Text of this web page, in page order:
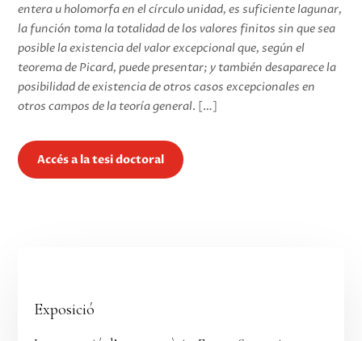
entera u holomorfa en el círculo unidad, es suficiente lagunar,
la función toma la totalidad de los valores finitos sin que sea
posible la existencia del valor excepcional que, según el
teorema de Picard, puede presentar; y también desaparece la
posibilidad de existencia de otros casos excepcionales en
otros campos de la teoría general. […]
Accés a la tesi doctoral
Exposició